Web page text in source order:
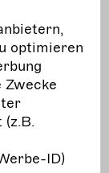
steht
für freie
sind.
optimieren
Zwecke
ID)